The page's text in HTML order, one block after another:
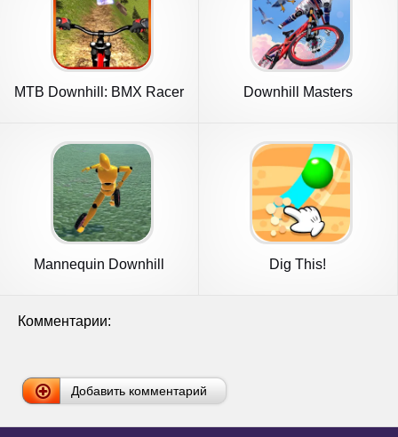
MTB Downhill: BMX Racer Downhill Masters
Mannequin Downhill Dig This!
Комментарии:
Добавить комментарий